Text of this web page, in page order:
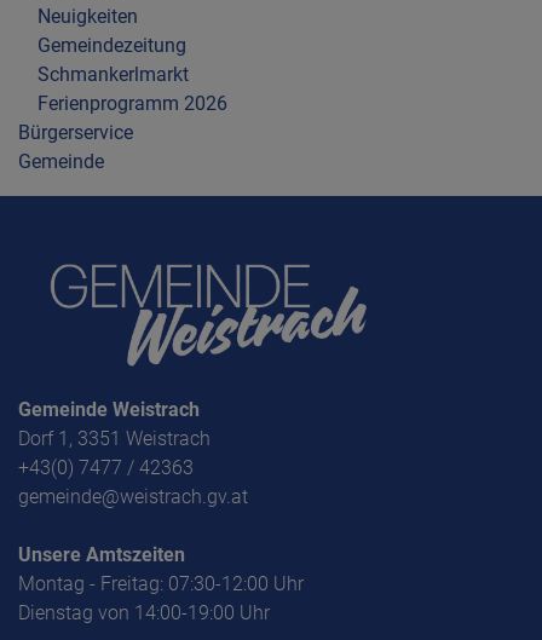
Neuigkeiten
Gemeindezeitung
Schmankerlmarkt
Ferienprogramm 2026
Bürgerservice
Gemeinde
Gemeinde Weistrach
Dorf 1, 3351 Weistrach
+43(0) 7477 / 42363
gemeinde@weistrach.gv.at
Unsere Amtszeiten
Montag - Freitag: 07:30-12:00 Uhr
Dienstag von 14:00-19:00 Uhr